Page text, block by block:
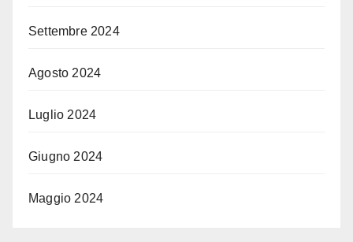
Settembre 2024
Agosto 2024
Luglio 2024
Giugno 2024
Maggio 2024